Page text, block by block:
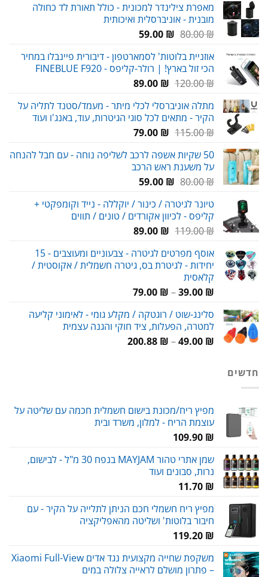
היה:
80.00 ₪.
הוא:
59.00 ₪.
מאפרת צילינדר למכונית - כולל תאורת לד כחולה
מובנית - אוניברסלית ואיכותית
80.00₪
המחיר
היה:
80.00 ₪.
59.00 ₪
המחיר
הוא:
59.00 ₪.
אוזניית בלוטות' לסמארטפון - דיבורית פיינבלו במחיר
הכי זול בארץ! | רולר-קליפס - FINEBLUE F920
120.00₪
המחיר
היה:
120.00 ₪.
89.00 ₪
המחיר
הוא:
89.00 ₪.
מתלה אוניברסלי לכלי מיתר - מעמד/סטנד לתליה על
הקיר - מתאים לכל סוגי הגיטרות, עוד, באנג'ו ועוד
115.00₪
המחיר
היה:
115.00 ₪.
79.00 ₪
המחיר
הוא:
79.00 ₪.
50 שקיות אשפה לרכב לשליפה נוחה - עם חבל להנחה
על משענת ראש הרכב
80.00₪
המחיר
היה:
80.00 ₪.
59.00 ₪
המחיר
הוא:
59.00 ₪.
טיונר לגיטרה / כינור / יוקללה - נייד וקומפקטי +
קליפס - לכיוון אקורדים / טונים / תווים
119.00₪
המחיר
היה:
119.00 ₪.
89.00 ₪
המחיר
הוא:
89.00 ₪.
אוסף מפרטים לגיטרה - צבעוניים ומעוצבים - 15
יחידות - לגיטרת בס, גיטרה חשמלית / אקוסטית /
קלאסית
39.00 ₪
–
79.00 ₪
טווח
עד
סלינג-שוט / רוגטקה / מקלע גומי - לאימוני קליעה
למטרה, הפעלות, ציד חוקי והגנה עצמית
49.00 ₪
–
200.88 ₪
טווח
חדשים
מפיץ ריח/מכונת בישום חשמלית חכמה עם שליטה על
עוצמת הריח - למלון, משרד ובית
109.90 ₪
שמן אתרי טהור MAYJAM בנפח 30 מ"ל - לבישום,
נרות, סבונים ועוד
11.70 ₪
מפיץ ריח חשמלי חכם הניתן לתלייה על הקיר - עם
חיבור בלוטות' ושליטה מהאפליקציה
119.20 ₪
משקפת שחייה מקצועית נגד אדים Xiaomi Full-View
– פתרון מושלם לראייה צלולה במים